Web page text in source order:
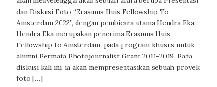
dan Diskusi Foto “Erasmus Huis Fellowship To
Amsterdam 2022”, dengan pembicara utama Hendra Eka.
Hendra Eka merupakan penerima Erasmus Huis
Fellowship to Amsterdam, pada program khusus untuk
alumni Permata Photojournalist Grant 2011-2019. Pada
diskusi kali ini, ia akan mempresentasikan sebuah proyek
foto […]